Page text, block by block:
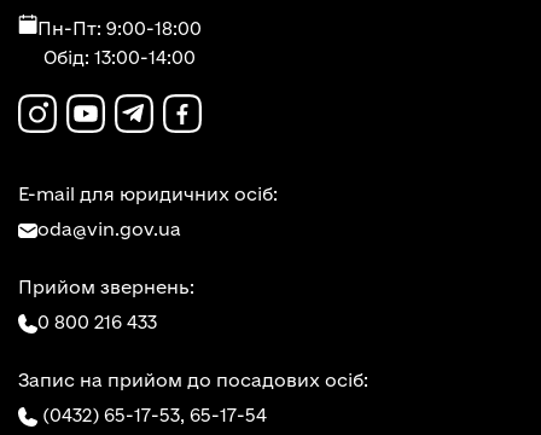
Пн-Пт: 9:00-18:00
Обід: 13:00-14:00
E-mail для юридичних осіб:
oda@vin.gov.ua
Прийом звернень:
0 800 216 433
Запис на прийом до посадових осіб:
(0432) 65-17-53, 65-17-54